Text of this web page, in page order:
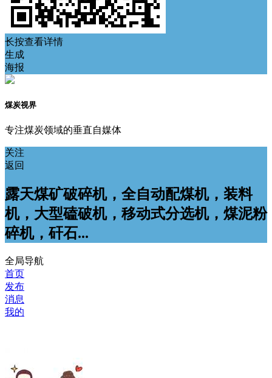
长按查看详情
生成
海报
煤炭视界
专注煤炭领域的垂直自媒体
关注
返回
露天煤矿破碎机，全自动配煤机，装料
机，大型磕破机，移动式分选机，煤泥粉
碎机，矸石...
全局导航
首页
发布
消息
我的